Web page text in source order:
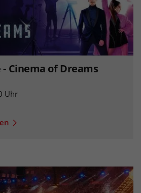
- Cinema of Dreams
Uhr